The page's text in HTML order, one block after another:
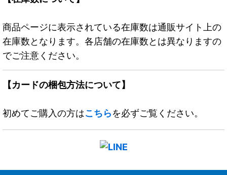
商品ページに表示されている在庫数は通販サイト上の
在庫数となります。各店舗の在庫数とは異なりますの
でご注意ください。
【カードの梱包方法について】
初めてご購入の方はこちらを必ずご覧ください。